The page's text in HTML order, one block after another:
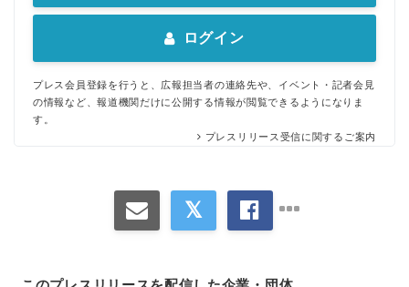
ログイン
プレス会員登録を行うと、広報担当者の連絡先や、イベント・記者会見
の情報など、報道機関だけに公開する情報が閲覧できるようになりま
す。
プレスリリース受信に関するご案内